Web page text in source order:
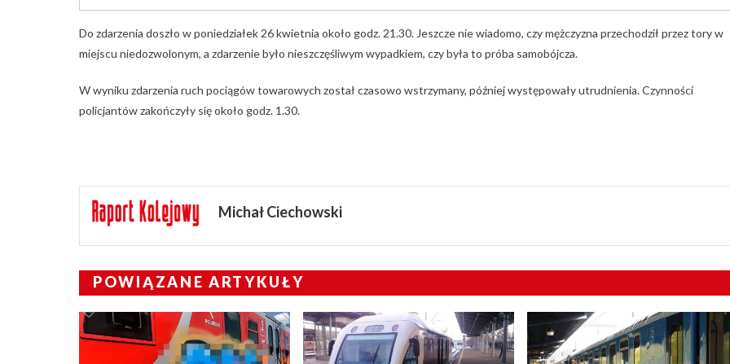
Do zdarzenia doszło w poniedziałek 26 kwietnia około godz. 21.30. Jeszcze nie wiadomo, czy mężczyzna przechodził przez tory w
miejscu niedozwolonym, a zdarzenie było nieszczęśliwym wypadkiem, czy była to próba samobójcza.
W wyniku zdarzenia ruch pociągów towarowych został czasowo wstrzymany, później występowały utrudnienia. Czynności
policjantów zakończyły się około godz. 1.30.
Michał Ciechowski
POWIĄZANE ARTYKUŁY